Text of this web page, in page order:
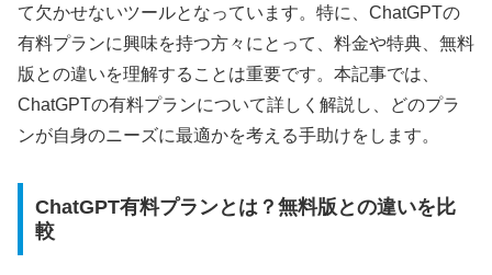
て欠かせないツールとなっています。特に、ChatGPTの
有料プランに興味を持つ方々にとって、料金や特典、無料
版との違いを理解することは重要です。本記事では、
ChatGPTの有料プランについて詳しく解説し、どのプラ
ンが自身のニーズに最適かを考える手助けをします。
ChatGPT有料プランとは？無料版との違いを比
較